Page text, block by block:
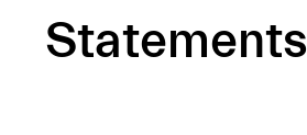
Statements